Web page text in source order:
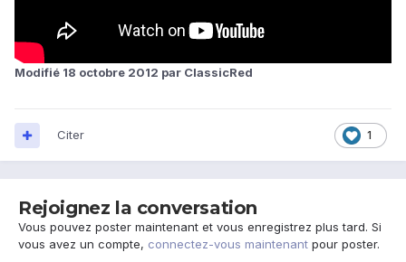
Modifié 18 octobre 2012 par ClassicRed
1
Citer
Rejoignez la conversation
Vous pouvez poster maintenant et vous enregistrez plus tard. Si
vous avez un compte, connectez-vous maintenant pour poster.